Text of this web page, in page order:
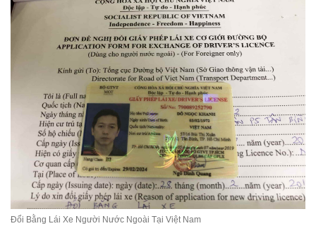
Đổi Bằng Lái Xe Người Nước Ngoài Tại Việt Nam